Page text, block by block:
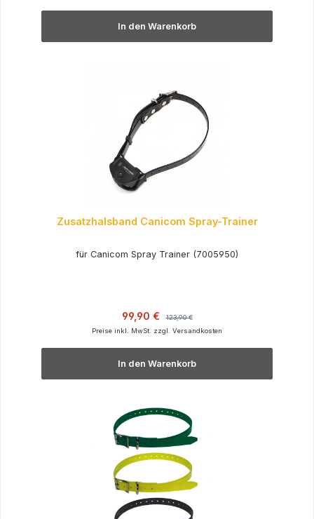
In den Warenkorb
Zusatzhalsband Canicom Spray-Trainer
für Canicom Spray Trainer (7005950)
Verkaufspreis:
99,90 €
123,90 €
Preise inkl. MwSt. zzgl. Versandkosten
In den Warenkorb